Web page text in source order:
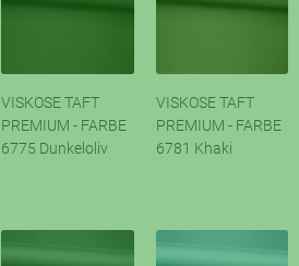
VISKOSE TAFT
PREMIUM - FARBE
6775 Dunkeloliv
VISKOSE TAFT
PREMIUM - FARBE
6781 Khaki